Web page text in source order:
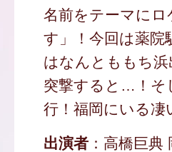
名前をテーマに
す」！今回は薬院
はなんとももち
突撃すると…！そ
行！福岡にいる凄
出演者：高橋巨典